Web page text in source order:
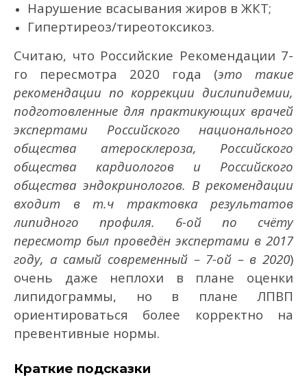
Нарушение всасывания жиров в ЖКТ;
Гипертиреоз/тиреотоксикоз.
Считаю, что Российские Рекомендации 7-
го пересмотра 2020 года (это такие
рекомендации по коррекции дислипидемии,
подготовленные для практикующих врачей
экспертами Российского национального
общества атеросклероза, Российского
общества кардиологов и Российского
общества эндокринологов. В рекомендации
входит в т.ч трактовка результатов
липидного профиля. 6-ой по счёту
пересмотр был проведён экспертами в 2017
году, а самый современный – 7-ой – в 2020)
очень даже неплохи в плане оценки
липидограммы, но в плане ЛПВП
ориентироваться более корректно на
превентивные нормы.
Краткие подсказки